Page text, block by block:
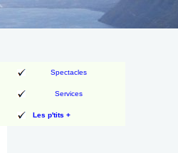
Spectacles
Services
Les p'tits +